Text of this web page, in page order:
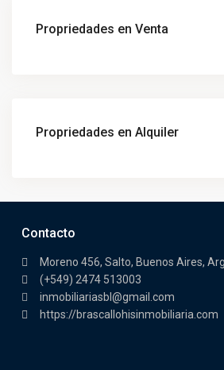
Propriedades en Venta
Propriedades en Alquiler
Contacto
Moreno 456, Salto, Buenos Aires,
(+549) 2474 513003
inmobiliariasbl@gmail.com
https://brascallohisinmobiliaria.com